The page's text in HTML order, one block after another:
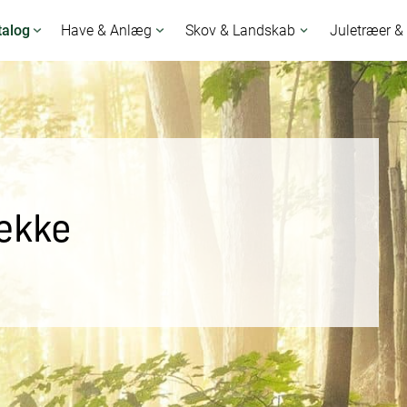
Have & Anlæg Skov & Landskab Juletræer &